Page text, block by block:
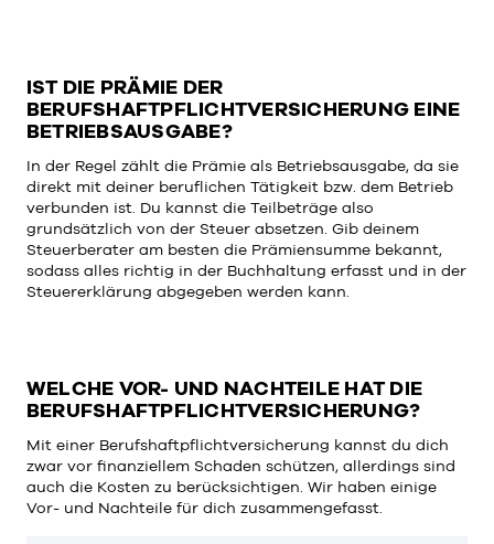
IST DIE PRÄMIE DER
BERUFSHAFTPFLICHTVERSICHERUNG EINE
BETRIEBSAUSGABE?
In der Regel zählt die Prämie als Betriebsausgabe, da sie
direkt mit deiner beruflichen Tätigkeit bzw. dem Betrieb
verbunden ist. Du kannst die Teilbeträge also
grundsätzlich von der Steuer absetzen. Gib deinem
Steuerberater am besten die Prämiensumme bekannt,
sodass alles richtig in der Buchhaltung erfasst und in der
Steuererklärung abgegeben werden kann.
WELCHE VOR- UND NACHTEILE HAT DIE
BERUFSHAFTPFLICHTVERSICHERUNG?
Mit einer Berufshaftpflichtversicherung kannst du dich
zwar vor finanziellem Schaden schützen, allerdings sind
auch die Kosten zu berücksichtigen. Wir haben einige
Vor- und Nachteile für dich zusammengefasst.